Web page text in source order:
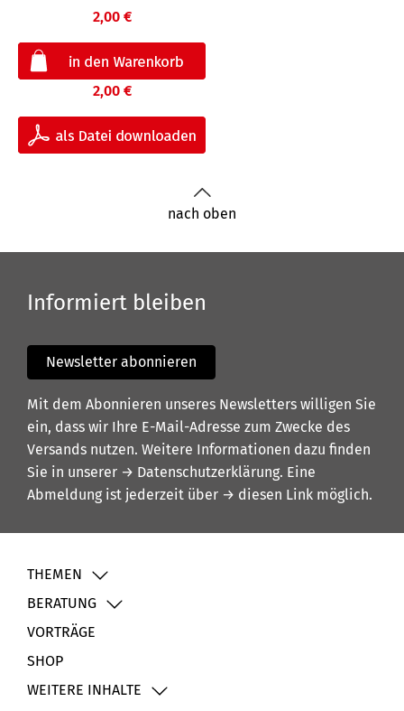
2,00 €
2,00 €
nach oben
Informiert bleiben
Newsletter abonnieren
Mit dem Abonnieren unseres Newsletters willigen Sie
ein, dass wir Ihre E-Mail-Adresse zum Zwecke des
Versands nutzen. Weitere Informationen dazu finden
Sie in unserer → Datenschutzerklärung. Eine
Abmeldung ist jederzeit über → diesen Link möglich.
THEMEN
BERATUNG
VORTRÄGE
SHOP
WEITERE INHALTE